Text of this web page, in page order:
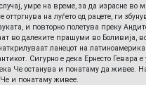
умре на време, за да израсне во
оттргнува на луѓето од рацете, ги
и повторно полетува преку
во далеките прашуми во Боливија,
ланецот на
Сигурно е дека Ернесто Гевара
Че останува и понатаму да живее.
Че и понатаму живее.